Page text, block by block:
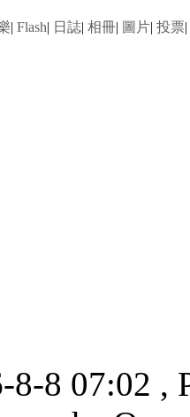
| Flash| 日誌| 相冊| 圖片| 投票|
8-8 07:02 ,